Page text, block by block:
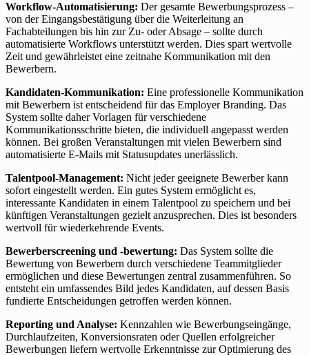
Workflow-Automatisierung: Der gesamte Bewerbungsprozess –
von der Eingangsbestätigung über die Weiterleitung an
Fachabteilungen bis hin zur Zu- oder Absage – sollte durch
automatisierte Workflows unterstützt werden. Dies spart wertvolle
Zeit und gewährleistet eine zeitnahe Kommunikation mit den
Bewerbern.
Kandidaten-Kommunikation: Eine professionelle Kommunikation
mit Bewerbern ist entscheidend für das Employer Branding. Das
System sollte daher Vorlagen für verschiedene
Kommunikationsschritte bieten, die individuell angepasst werden
können. Bei großen Veranstaltungen mit vielen Bewerbern sind
automatisierte E-Mails mit Statusupdates unerlässlich.
Talentpool-Management: Nicht jeder geeignete Bewerber kann
sofort eingestellt werden. Ein gutes System ermöglicht es,
interessante Kandidaten in einem Talentpool zu speichern und bei
künftigen Veranstaltungen gezielt anzusprechen. Dies ist besonders
wertvoll für wiederkehrende Events.
Bewerberscreening und -bewertung: Das System sollte die
Bewertung von Bewerbern durch verschiedene Teammitglieder
ermöglichen und diese Bewertungen zentral zusammenführen. So
entsteht ein umfassendes Bild jedes Kandidaten, auf dessen Basis
fundierte Entscheidungen getroffen werden können.
Reporting und Analyse: Kennzahlen wie Bewerbungseingänge,
Durchlaufzeiten, Konversionsraten oder Quellen erfolgreicher
Bewerbungen liefern wertvolle Erkenntnisse zur Optimierung des